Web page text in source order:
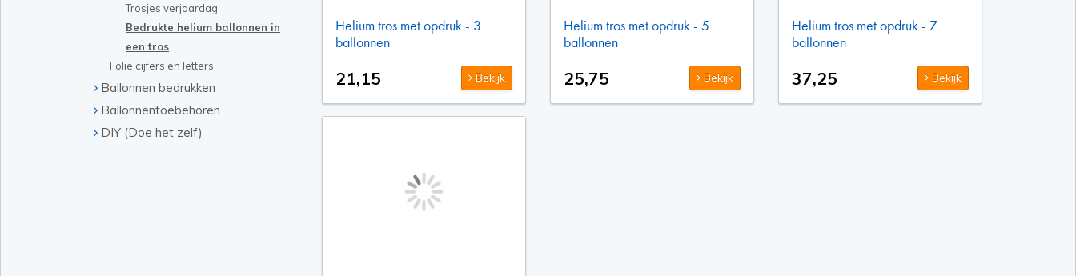
Trosjes verjaardag
Bedrukte helium ballonnen in
een tros
Folie cijfers en letters
Ballonnen bedrukken
Ballonnentoebehoren
DIY (Doe het zelf)
Helium tros met opdruk - 3
ballonnen
21,15 Bekijk
Helium tros met opdruk - 5
ballonnen
25,75 Bekijk
Helium tros met opdruk - 7
ballonnen
37,25 Bekijk